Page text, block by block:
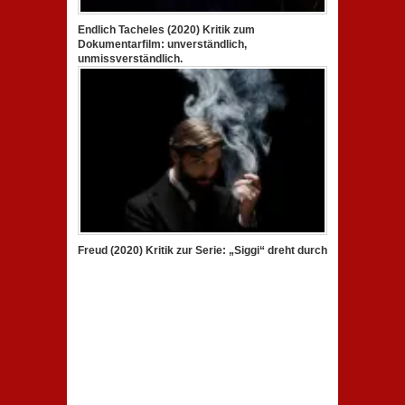
Endlich Tacheles (2020) Kritik zum
Dokumentarfilm: unverständlich,
unmissverständlich.
Freud (2020) Kritik zur Serie: „Siggi“ dreht durch